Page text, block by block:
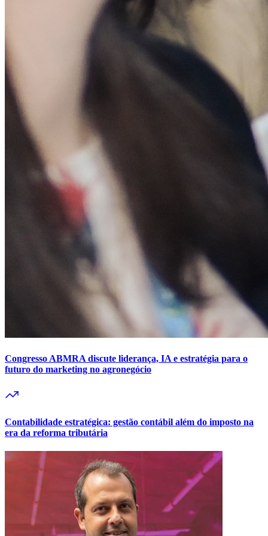
Congresso ABMRA discute liderança, IA e estratégia para o
futuro do marketing no agronegócio
Contabilidade estratégica: gestão contábil além do imposto na
era da reforma tributária